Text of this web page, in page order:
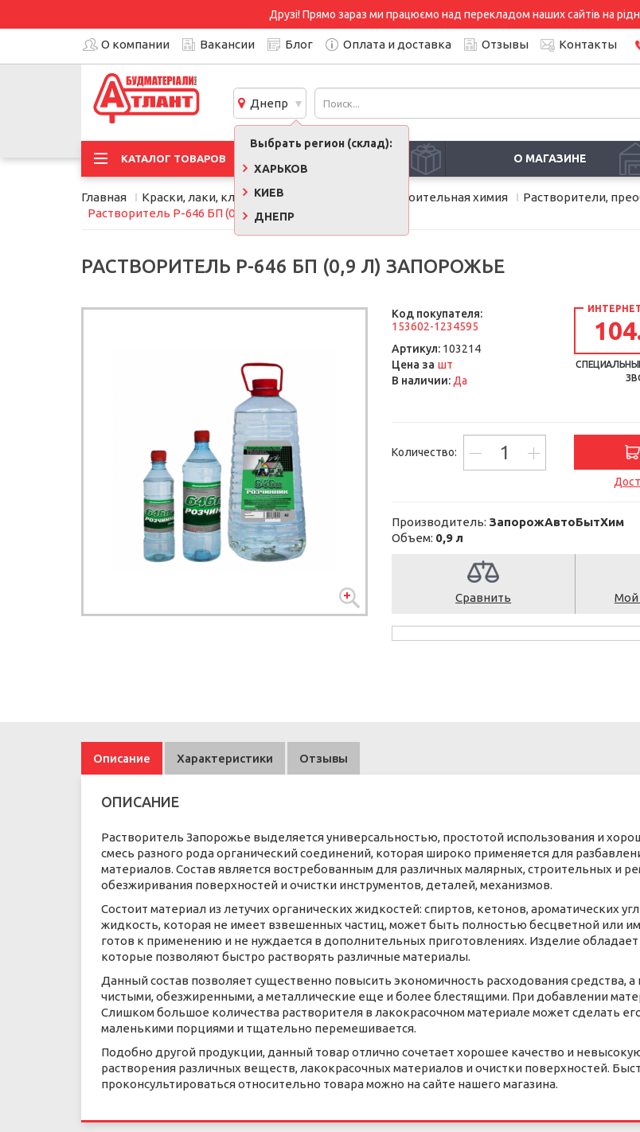
Друзі! Прямо зараз ми працюємо над перекладом наших сайтів на
О компании Вакансии Блог Оплата и доставка Отзывы Контакты
Днепр
Выбрать регион (склад):
ХАРЬКОВ
КИЕВ
ДНЕПР
КАТАЛОГ ТОВАРОВ О МАГАЗИНЕ
Главная Краски, лаки, клеи, строительная химия Строительная химия
Растворители,
Растворитель Р-646 БП (0,9 л) Запорожье
РАСТВОРИТЕЛЬ Р-646 БП (0,9 Л) ЗАПОРОЖЬЕ
Код покупателя:
153602-1234595
Артикул: 103214
Цена за шт
В наличии: Да
Количество:
Производитель: ЗапорожАвтоБытХим
Объем: 0,9 л
Сравнить Мой
Описание Характеристики Отзывы
ОПИСАНИЕ
Растворитель Запорожье выделяется универсальностью, простотой использования и
смесь разного рода органический соединений, которая широко применяется для
материалов. Состав является востребованным для различных малярных, строительных и
обезжиривания поверхностей и очистки инструментов, деталей, механизмов.
Состоит материал из летучих органических жидкостей: спиртов, кетонов, ароматических
жидкость, которая не имеет взвешенных частиц, может быть полностью бесцветной или
готов к применению и не нуждается в дополнительных приготовлениях. Изделие
которые позволяют быстро растворять различные материалы.
Данный состав позволяет существенно повысить экономичность расходования средства,
чистыми, обезжиренными, а металлические еще и более блестящими. При добавлении
Слишком большое количества растворителя в лакокрасочном материале может сделать
маленькими порциями и тщательно перемешивается.
Подобно другой продукции, данный товар отлично сочетает хорошее качество и
растворения различных веществ, лакокрасочных материалов и очистки поверхностей.
проконсультироваться относительно товара можно на сайте нашего магазина.